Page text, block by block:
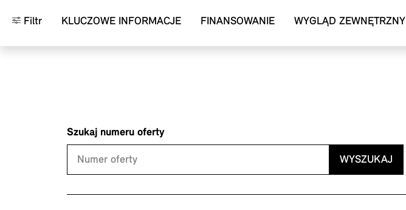
Filtr KLUCZOWE INFORMACJE FINANSOWANIE WYGLĄD ZEWNĘTRZNY
Szukaj numeru oferty
WYSZUKAJ